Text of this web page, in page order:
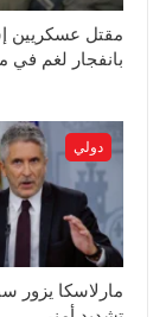
مقتل عسكريين
بانفجار لغم
دولي
مارلاسكا يزور